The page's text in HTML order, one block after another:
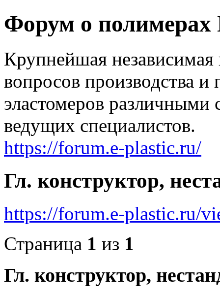
Форум о полимерах
Крупнейшая
вопросов производства и
эластомеров
ведущих специалистов.
https://forum.e-plastic.ru/
Гл. конструктор,
https://forum.e-plastic.ru/
Страница 1 из 1
Гл. конструктор,